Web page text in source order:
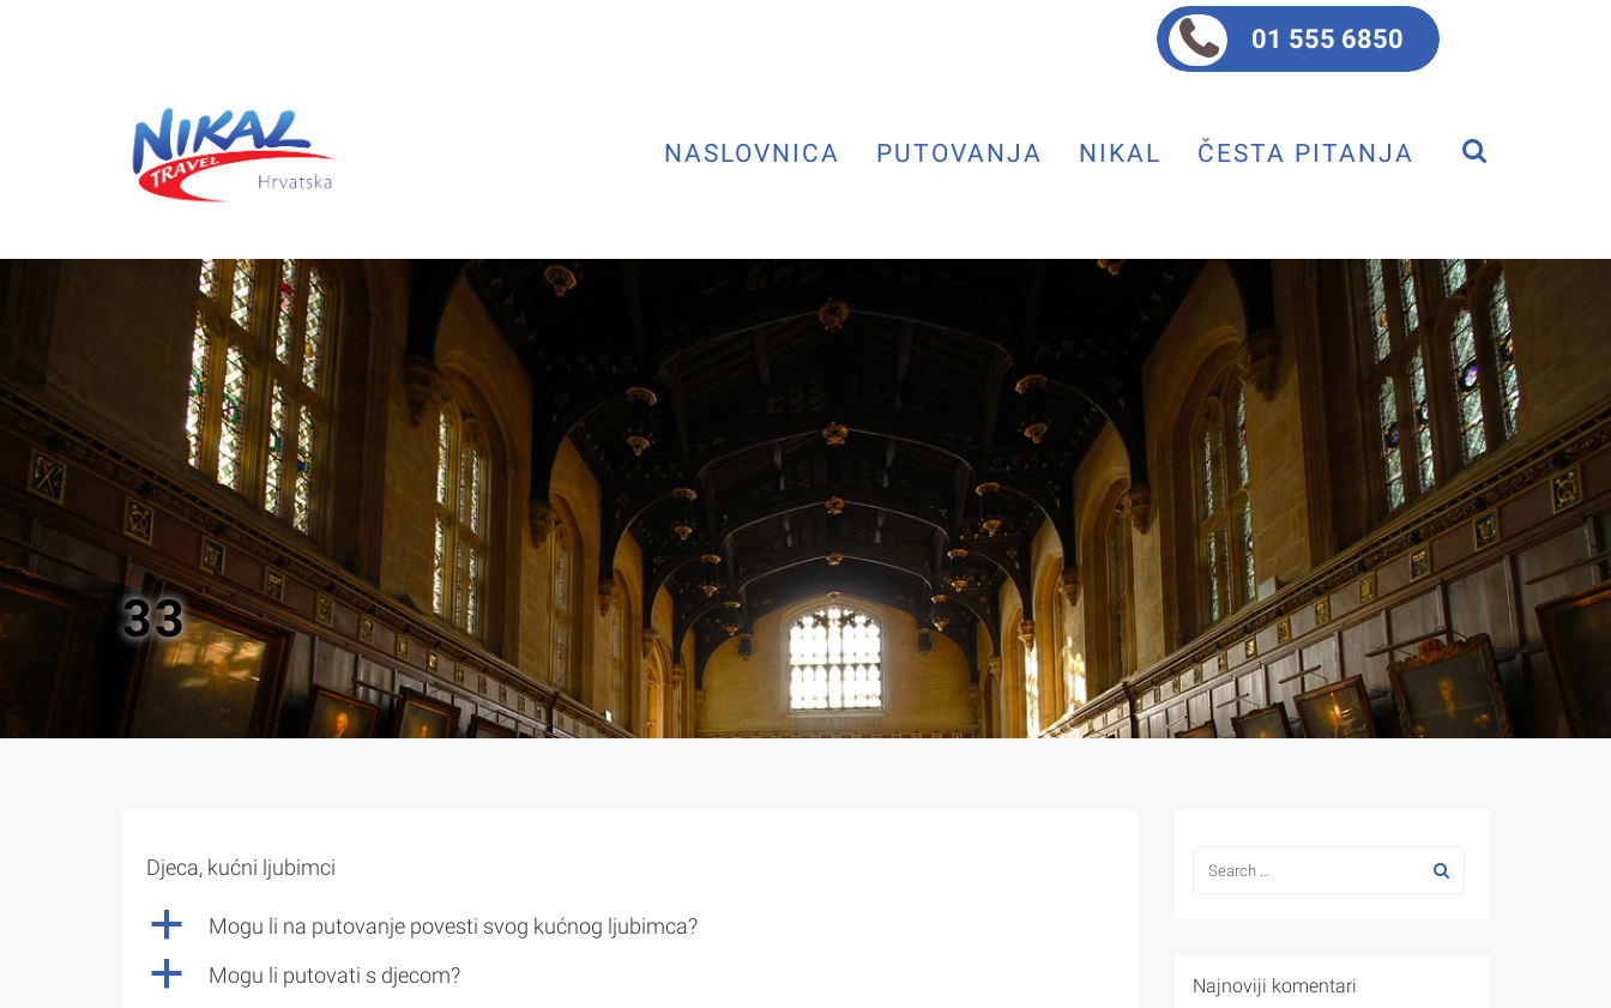
01 555 6850
NASLOVNICA PUTOVANJA NIKAL ČESTA PITANJA
33
Djeca, kućni ljubimci
a Mogu li na putovanje povesti svog kućnog ljubimca?
a Mogu li putovati s djecom? Najnoviji komentari